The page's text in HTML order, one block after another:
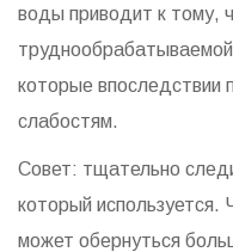
воды приводит к тому,
которые впоследствии
слабостям.
Совет: тщательно
который используется.
может обернуться